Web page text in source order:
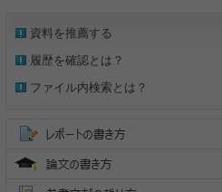
資料を推薦する
履歴を確認とは？
ファイル内検索とは？